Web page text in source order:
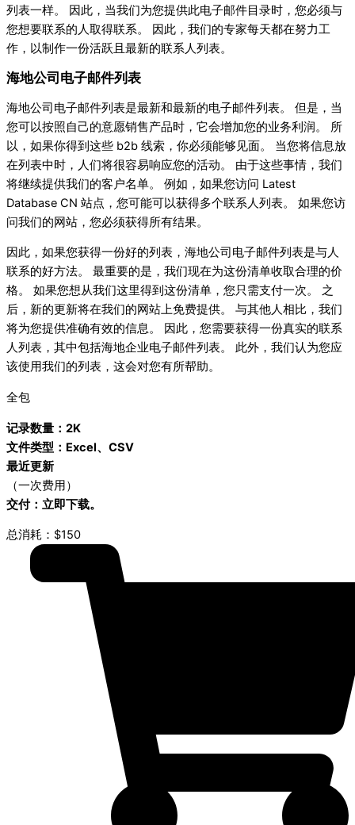
列表一样。 因此，当我们为您提供此电子邮件目录时，您必须与
您想要联系的人取得联系。 因此，我们的专家每天都在努力工
作，以制作一份活跃且最新的联系人列表。
海地公司电子邮件列表
海地公司电子邮件列表是最新和最新的电子邮件列表。 但是，当
您可以按照自己的意愿销售产品时，它会增加您的业务利润。 所
以，如果你得到这些 b2b 线索，你必须能够见面。 当您将信息放
在列表中时，人们将很容易响应您的活动。 由于这些事情，我们
将继续提供我们的客户名单。 例如，如果您访问 Latest
Database CN 站点，您可能可以获得多个联系人列表。 如果您访
问我们的网站，您必须获得所有结果。
因此，如果您获得一份好的列表，海地公司电子邮件列表是与人
联系的好方法。 最重要的是，我们现在为这份清单收取合理的价
格。 如果您想从我们这里得到这份清单，您只需支付一次。 之
后，新的更新将在我们的网站上免费提供。 与其他人相比，我们
将为您提供准确有效的信息。 因此，您需要获得一份真实的联系
人列表，其中包括海地企业电子邮件列表。 此外，我们认为您应
该使用我们的列表，这会对您有所帮助。
全包
记录数量：2K
文件类型：Excel、CSV
最近更新
（一次费用）
交付：立即下载。
总消耗：$150